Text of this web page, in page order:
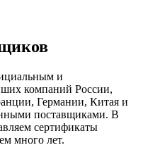
и
компаний России,
Германии, Китая и
поставщиками. В
сертификаты
много лет.